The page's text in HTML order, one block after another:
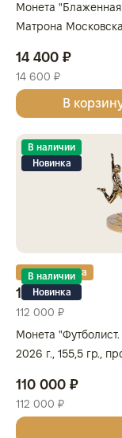
Монета "Блаженная
Матрона
999, КАМЕРУН
14 400 ₽
14 600 ₽
В
В наличии
Новинка
Золотая карта
В наличии
Новинка
110 000 ₽
112 000 ₽
Монета
2026 г., 155,5 гр.,
110 000 ₽
112 000 ₽